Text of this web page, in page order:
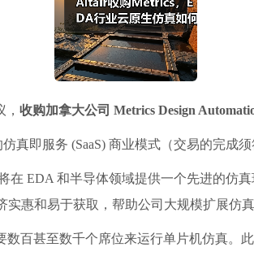
收购加拿大公司 Metrics Design
真即服务 (SaaS) 商业模式（交易的完成须
在 EDA 和半导体领域提供一个先进的仿
惠和易于获取，帮助公司大规模扩展仿真
百甚至数千个席位来运行单片机仿真。